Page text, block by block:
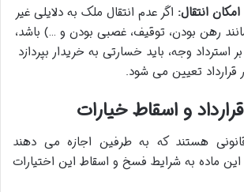
انتقال: اگر عدم انتقال ملک به دلایلی غیر
رهن بودن، توقیف، غصبی بودن و …) باشد،
استرداد وجه، باید خسارتی به خریدار بپردازد
قرارداد تعیین می شود.
قانونی هستند که به طرفین اجازه می دهند
این ماده به شرایط فسخ و اسقاط این اختیارات